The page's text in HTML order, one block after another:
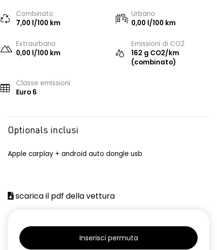
Combinato
7,00 l/100 km
Urbano
0,00 l/100 km
Extraurbano
0,00 l/100 km
Emissioni di CO2
162 g CO2/km
(combinato)
Classe emissioni
Euro 6
Optionals inclusi
Apple carplay + android auto dongle usb
scarica il pdf della vettura
Inserisci permuta